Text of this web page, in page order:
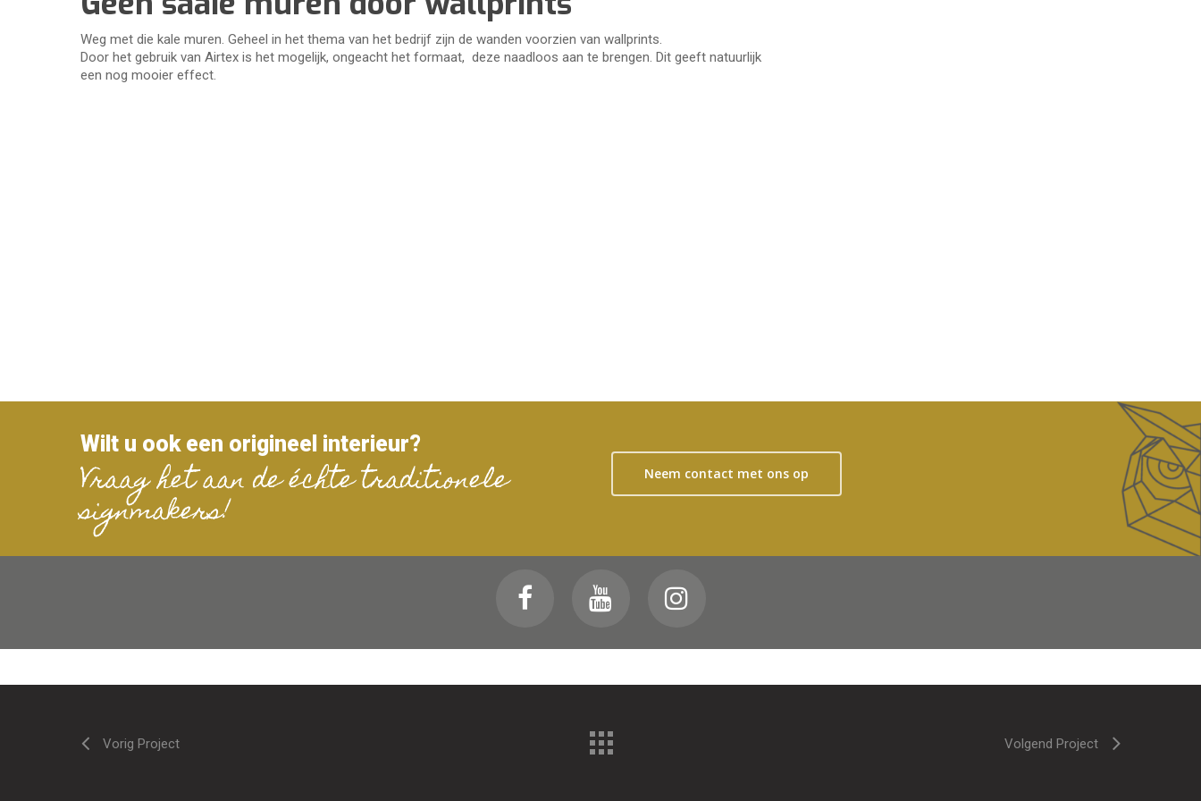
Weg met die kale muren. Geheel in het thema van het bedrijf zijn de wanden voorzien van wallprints.
Door het gebruik van Airtex is het mogelijk, ongeacht het formaat, deze naadloos aan te brengen. Dit geeft natuurlijk
een nog mooier effect.
Wilt u ook een origineel interieur?
Vraag het aan de échte traditionele
signmakers!
Neem contact met ons op
Vorig Project Volgend Project